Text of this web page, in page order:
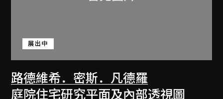
路德維希．密斯．凡德羅
展出中
庭院住宅研究平面及內部透視圖